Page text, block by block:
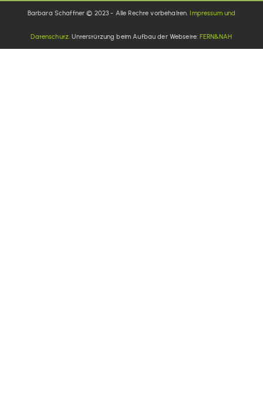
Barbara Schaffner © 2023 - Alle Rechte vorbehalten. Impressum und
Datenschutz. Unterstützung beim Aufbau der Webseite: FERN&NAH